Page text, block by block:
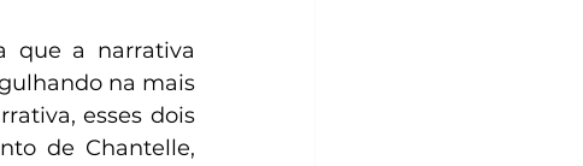
na mais
esses dois
de Chantelle,